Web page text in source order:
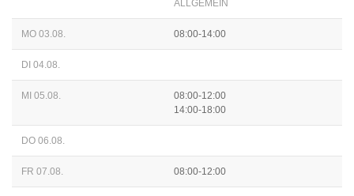
ALLGEMEIN
MO 03.08. 08:00-14:00
DI 04.08.
MI 05.08.
08:00-12:00
14:00-18:00
DO 06.08.
FR 07.08. 08:00-12:00